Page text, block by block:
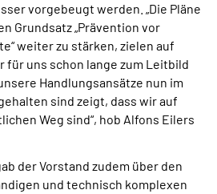
vorgebeugt werden. „Die Pläne
Grundsatz „Prävention vor
weiter zu stärken, zielen auf
für uns schon lange zum Leitbild
Handlungsansätze nun im
sind zeigt, dass wir auf
Weg sind“, hob Alfons Eilers
der Vorstand zudem über den
und technisch komplexen